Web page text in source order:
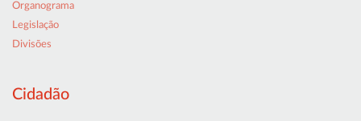
Organograma
Legislação
Divisões
Cidadão